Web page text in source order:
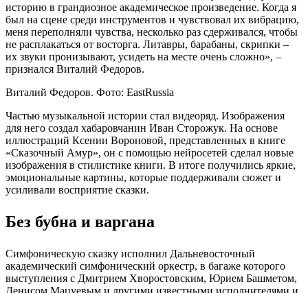
историю в грандиозное академическое произведение. Когда я
был на сцене среди инструментов и чувствовал их вибрацию,
меня переполняли чувства, несколько раз сдерживался, чтобы
не расплакаться от восторга. Литавры, барабаны, скрипки –
их звуки пронизывают, усидеть на месте очень сложно», –
признался Виталий Федоров.
Виталий Федоров. Фото: EastRussia
Частью музыкальной истории стал видеоряд. Изображения
для него создал хабаровчанин Иван Сторожук. На основе
иллюстраций Ксении Вороновой, представленных в книге
«Сказочный Амур», он с помощью нейросетей сделал новые
изображения в стилистике книги. В итоге получились яркие,
эмоциональные картины, которые поддерживали сюжет и
усиливали восприятие сказки.
Без бубна и варгана
Симфоническую сказку исполнил Дальневосточный
академический симфонический оркестр, в багаже которого
выступления с Дмитрием Хворостовским, Юрием Башметом,
Денисом Мацуевым и другими известными исполнителями и